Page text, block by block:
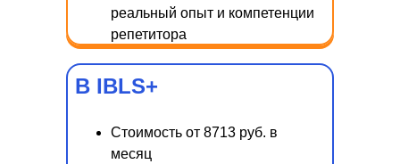
В IBLS+
Стоимость от 8713 руб. в
месяц
реальный опыт и компетенции
репетитора